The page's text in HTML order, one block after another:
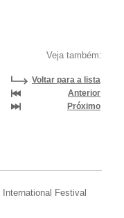
Veja também:
Voltar para a lista
Anterior
Próximo
Festival